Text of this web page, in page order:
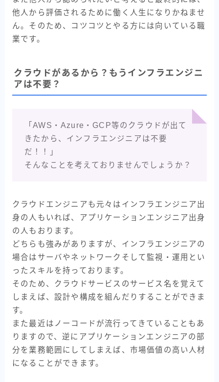
他人から評価されるために働く人生になりかねませ
ん。そのため、コツコツとやる方には向いている職
業です。
クラウドがあるから？もうインフラエンジニ
アは不要？
「AWS・Azure・GCP等のクラウドが出て
きたから、インフラエンジニアは不要
だ！！」
そんなことを考えておりませんでしょうか？
クラウドエンジニアも元々はインフラエンジニア出
身の人もいれば、アプリケーションエンジニア出身
の人もおります。
どちらも強みがありますが、インフラエンジニアの
場合はサーバやネットワークそして監視・運用とい
ったスキルを持っております。
そのため、クラウドサービスのサービス名を覚えて
しまえば、設計や構成を組んだりすることができま
す。
また最近はノーコードが流行ってきていることもあ
りますので、逆にアプリケーションエンジニアの部
分を業務範囲にしてしまえば、市場価値の高い人材
になることができます。